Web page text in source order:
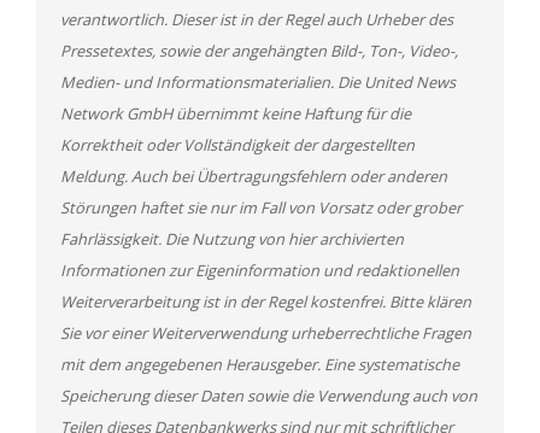
verantwortlich. Dieser ist in der Regel auch Urheber des
Pressetextes, sowie der angehängten Bild-, Ton-, Video-,
Medien- und Informationsmaterialien. Die United News
Network GmbH übernimmt keine Haftung für die
Korrektheit oder Vollständigkeit der dargestellten
Meldung. Auch bei Übertragungsfehlern oder anderen
Störungen haftet sie nur im Fall von Vorsatz oder grober
Fahrlässigkeit. Die Nutzung von hier archivierten
Informationen zur Eigeninformation und redaktionellen
Weiterverarbeitung ist in der Regel kostenfrei. Bitte klären
Sie vor einer Weiterverwendung urheberrechtliche Fragen
mit dem angegebenen Herausgeber. Eine systematische
Speicherung dieser Daten sowie die Verwendung auch von
Teilen dieses Datenbankwerks sind nur mit schriftlicher